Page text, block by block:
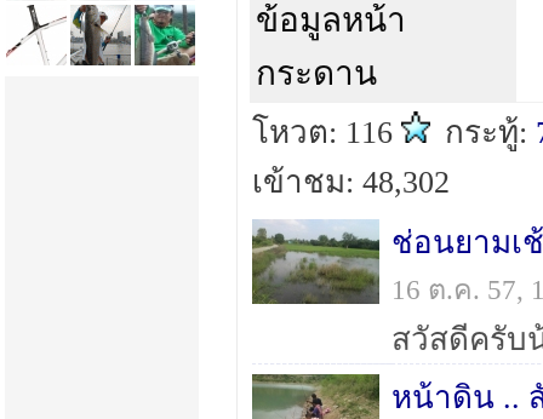
ข้อมูลหน้า
กระดาน
โหวต: 116 กระทู้:
เข้าชม: 48,302
ช่อนยามเ
16 ต.ค. 57,
หน้าดิน ..